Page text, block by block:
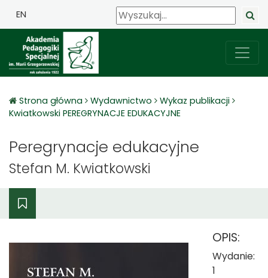
EN
Strona główna Wydawnictwo
Wykaz publikacji
Kwiatkowski PEREGRYNACJE EDUKACYJNE
Peregrynacje edukacyjne
Stefan M. Kwiatkowski
OPIS:
Wydanie:
1